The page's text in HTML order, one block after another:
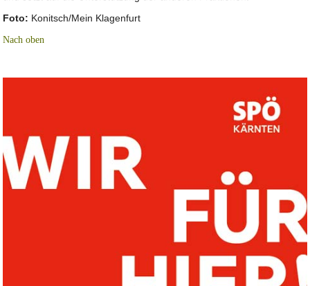
Foto: Konitsch/Mein Klagenfurt
Nach oben